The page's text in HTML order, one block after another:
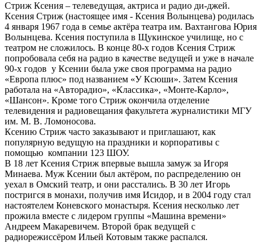
Стриж Ксения – телеведущая, актриса и радио ди-джей.
Ксения Стриж (настоящее имя - Ксения Волынцева) родилась
4 января 1967 года в семье актёра театра им. Вахтангова Юрия
Волынцева. Ксения поступила в Щукинское училище, но с
театром не сложилось. В конце 80-х годов Ксения Стриж
попробовала себя на радио в качестве ведущей и уже в начале
90-х годов у Ксении была уже своя программа на радио
«Европа плюс» под названием «У Ксюши». Затем Ксения
работала на «Авторадио», «Классика», «Монте-Карло»,
«Шансон». Кроме того Стриж окончила отделение
телевидения и радиовещания факультета журналистики МГУ
им. М. В. Ломоносова.
Ксению Стриж часто заказывают и приглашают, как
популярную ведущую на праздники и корпоративы с
помощью компании 123 ШОУ.
В 18 лет Ксения Стриж впервые вышла замуж за Игоря
Минаева. Муж Ксении был актёром, по распределению он
уехал в Омский театр, и они расстались. В 30 лет Игорь
постригся в монахи, получив имя Исидор, и в 2004 году стал
настоятелем Коневского монастыря. Ксения несколько лет
прожила вместе с лидером группы «Машина времени»
Андреем Макаревичем. Второй брак ведущей с
радиорежиссёром Ильей Котовым также распался.